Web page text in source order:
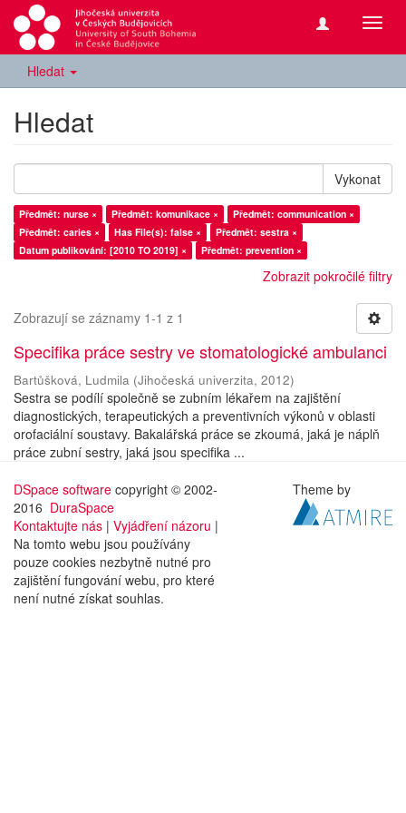
Hledat
Hledat
Vykonat
Předmět: nurse × Předmět: komunikace ×
Předmět: communication ×
Předmět: caries ×
Has File(s): false ×
Předmět: sestra ×
Datum publikování: [2010 TO 2019] ×
Předmět: prevention ×
Zobrazit pokročilé filtry
Zobrazují se záznamy 1-1 z 1
Specifika práce sestry ve stomatologické ambulanci
Bartůšková, Ludmila (Jihočeská univerzita, 2012)
Sestra se podílí společně se zubním lékařem na zajištění
diagnostických, terapeutických a preventivních výkonů v oblasti
orofaciální soustavy. Bakalářská práce se zkoumá, jaká je náplň
práce zubní sestry, jaká jsou specifika ...
DSpace software copyright © 2002-
2016 DuraSpace
Kontaktujte nás | Vyjádření názoru |
Na tomto webu jsou používány
pouze cookies nezbytně nutné pro
zajištění fungování webu, pro které
není nutné získat souhlas.
Theme by